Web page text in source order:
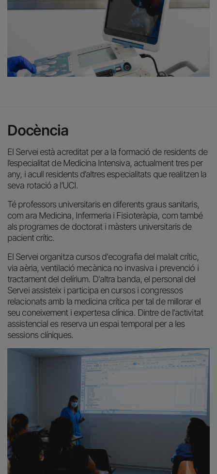
Docència
El Servei està acreditat per a la formació de residents de
l’especialitat de Medicina Intensiva, actualment tres per
any, i acull residents d’altres especialitats que realitzen la
seva rotació a l’UCI.
Té professors universitaris en diferents graus sanitaris,
com ara Medicina, Infermeria i Fisioteràpia, com també
als programes de doctorat i màsters universitaris de
pacient crític.
El Servei organitza cursos d'ecografia del malalt crític,
via aèria, ventilació mecànica no invasiva i prevenció i
tractament del delírium. D'altra banda, el personal del
Servei assisteix i participa en cursos i congressos
relacionats amb la medicina crítica per tal de millorar el
seu coneixement i expertesa clínica. Dintre de l'activitat
assistencial es reserva un espai temporal per a les
sessions clíniques.